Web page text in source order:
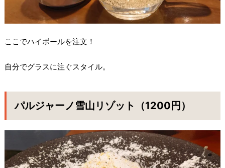
ここでハイボールを注文！
自分でグラスに注ぐスタイル。
パルジャーノ雪山リゾット（1200円）